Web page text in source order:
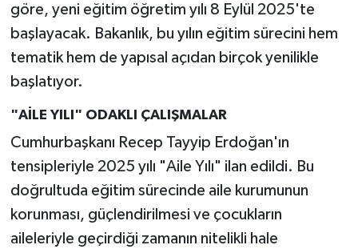
göre, yeni eğitim öğretim yılı 8 Eylül 2025'te
başlayacak. Bakanlık, bu yılın eğitim sürecini hem
tematik hem de yapısal açıdan birçok yenilikle
başlatıyor.
"AİLE YILI" ODAKLI ÇALIŞMALAR
Cumhurbaşkanı Recep Tayyip Erdoğan'ın
tensipleriyle 2025 yılı "Aile Yılı" ilan edildi. Bu
doğrultuda eğitim sürecinde aile kurumunun
korunması, güçlendirilmesi ve çocukların
aileleriyle geçirdiği zamanın nitelikli hale